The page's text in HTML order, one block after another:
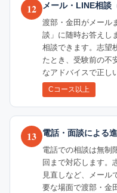
12 メール・LINE相談
渡部・金田がメール
談」に随時お答えし
相談できます。志望
たとき、受験前の不
なアドバイスで正し
Cコース以上
13 電話・面談による
電話での相談は無制
回まで対応します。
見直しなど、メール
要な場面で渡部・金